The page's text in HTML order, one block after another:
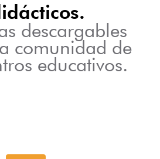
descargables
comunidad de
educativos.